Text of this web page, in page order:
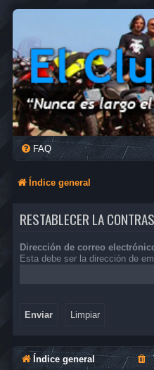
FAQ
Índice general
RESTABLECER LA
Dirección de correo
Esta debe ser la dirección de
Índice general